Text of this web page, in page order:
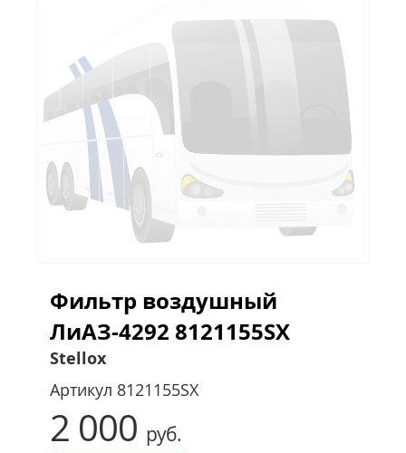
Фильтр воздушный
ЛиАЗ-4292 8121155SX
Stellox
Артикул 8121155SX
2 000 руб.